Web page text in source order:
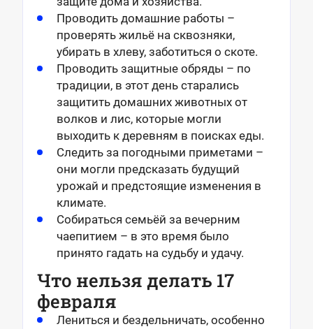
Проводить домашние работы –
проверять жильё на сквозняки,
убирать в хлеву, заботиться о скоте.
Проводить защитные обряды – по
традиции, в этот день старались
защитить домашних животных от
волков и лис, которые могли
выходить к деревням в поисках еды.
Следить за погодными приметами –
они могли предсказать будущий
урожай и предстоящие изменения в
климате.
Собираться семьёй за вечерним
чаепитием – в это время было
принято гадать на судьбу и удачу.
Что нельзя делать 17
февраля
Лениться и бездельничать, особенно